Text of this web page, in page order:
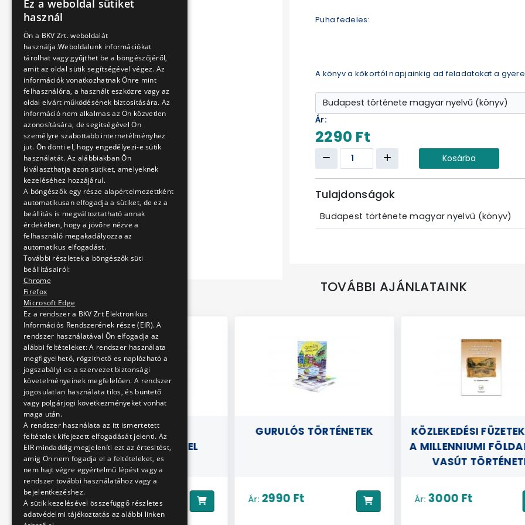
Puha fedeles:
A könyv a kőkortól napjainkig ad feladatokat a
Ár:
2290 Ft
Kosárba
Tulajdonságok
Budapest története magyar nyelvű (könyv)
TOVÁBBI AJÁNLATAINK
MATRICA
FÉNYJÁRMŰVEKKEL
Ár:890 Ft
GURULÓS TÖRTÉNETEK
Ár: 2990 Ft
KÖZLEKEDÉSI
A MILLENNIUMI
VASÚT
Ár: 3000 Ft
Ez a weboldal sütiket
használ
Ön a BKV Zrt. weboldalát
használja.Weboldalunk információkat
tárolhat vagy gyűjthet be a böngészőjéről,
amit az oldal sütik segítségével végez. Az
információk vonatkozhatnak Önre mint
felhasználóra, a használt eszközre vagy az
oldal elvárt működésének biztosítására. Az
információ nem alkalmas az Ön közvetlen
azonosítására, de segítségével Ön
személyre szabottabb internetélményhez
jut. Ön dönti el, hogy engedélyezi-e sütik
használatát. Az alábbiakban Ön
kiválaszthatja azon sütiket, amelyeknek
kezeléséhez hozzájárul.
A böngészők egy része alapértelmezettként
automatikusan elfogadja a sütiket, de ez a
beállítás is megváltoztatható annak
érdekében, hogy a jövőre nézve a
felhasználó megakadályozza az
automatikus elfogadást.
További részletek a böngészők süti
beállításairól:
Chrome
Firefox
Microsoft Edge
Ez a rendszer a BKV Zrt Elektronikus
Információs Rendszerének része (EIR). A
rendszer használatával Ön elfogadja az
alábbi feltételeket: A rendszer használata
megfigyelhető, rögzithető es naplózható a
jogszabályi es a szervezet biztonsági
követelményeinek megfelelően. A rendszer
jogosulatlan használata tilos, és büntető
vagy polgárjogi következményeket vonhat
maga után.
A rendszer használata az itt ismertetett
feltételek kifejezett elfogadását jelenti. Az
EIR mindaddig megjeleníti ezt az értesitést,
amig Ön nem fogadja el a feltételeket, es
nem hajt végre egyértelmű lépést vagy a
rendszer további használatához vagy a
bejelentkezéshez.
A sütik kezelésével összefüggő részletes
adatvédelmi tájékoztatás az alábbi linken